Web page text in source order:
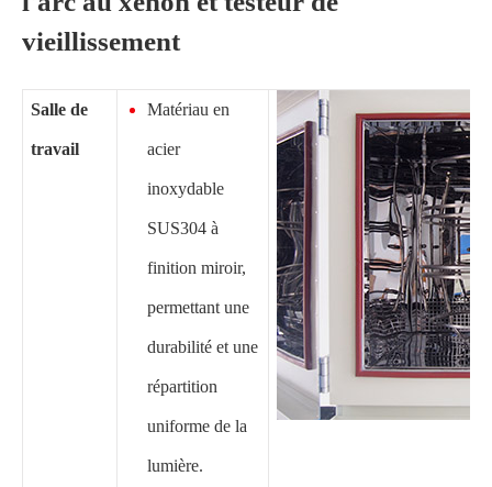
vieillissement
Salle de
travail
Matériau en
acier
inoxydable
SUS304 à
finition miroir,
permettant une
durabilité et une
répartition
uniforme de la
lumière.